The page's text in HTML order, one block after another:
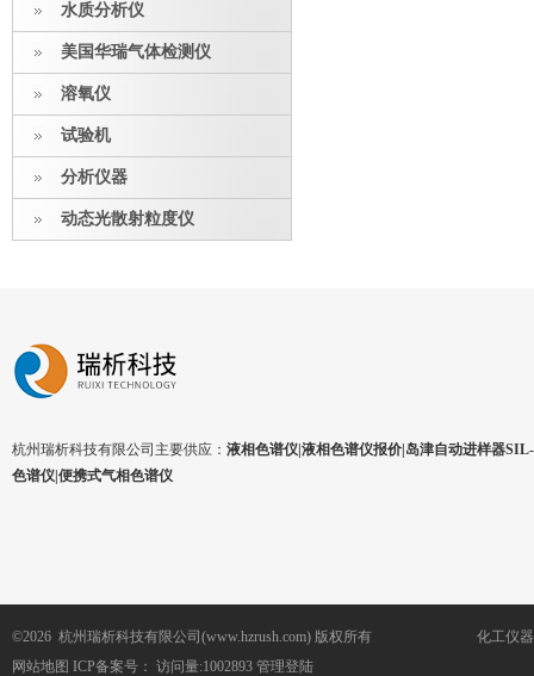
水质分析仪
美国华瑞气体检测仪
溶氧仪
试验机
分析仪器
动态光散射粒度仪
杭州瑞析科技有限公司主要供应： 液相色谱仪|液相色谱仪报价|岛津自动进样器
色谱仪|便携式气相色谱仪
©2026 杭州瑞析科技有限公司(www.hzrush.com) 版权所有
网站地图 ICP备案号： 访问量:1002893 管理登陆
化工仪